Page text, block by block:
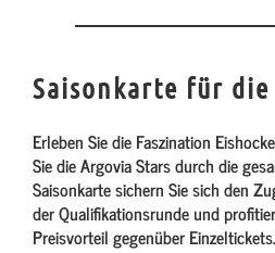
Saisonkarte für die
Erleben Sie die Faszination
Sie die Argovia Stars durch die
Saisonkarte sichern Sie sich den
der Qualifikationsrunde und
Preisvorteil gegenüber Einzeltickets.